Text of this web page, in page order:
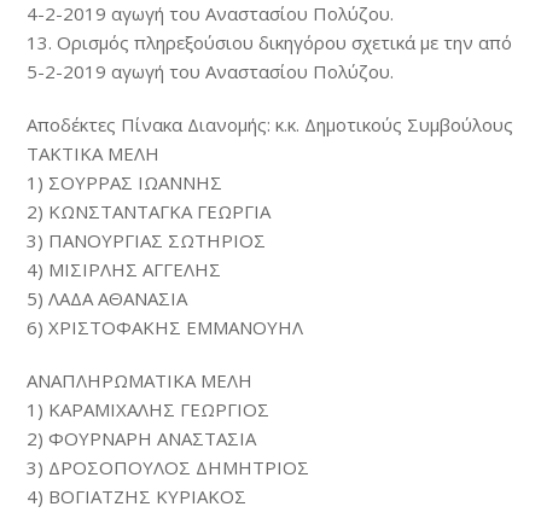
4-2-2019 αγωγή του Αναστασίου Πολύζου.
13. Ορισμός πληρεξούσιου δικηγόρου σχετικά με την από
5-2-2019 αγωγή του Αναστασίου Πολύζου.
Αποδέκτες Πίνακα Διανομής: κ.κ. Δημοτικούς Συμβούλους
ΤΑΚΤΙΚΑ ΜΕΛΗ
1) ΣΟΥΡΡΑΣ ΙΩΑΝΝΗΣ
2) ΚΩΝΣΤΑΝΤΑΓΚΑ ΓΕΩΡΓΙΑ
3) ΠΑΝΟΥΡΓΙΑΣ ΣΩΤΗΡΙΟΣ
4) ΜΙΣΙΡΛΗΣ ΑΓΓΕΛΗΣ
5) ΛΑΔΑ ΑΘΑΝΑΣΙΑ
6) ΧΡΙΣΤΟΦΑΚΗΣ ΕΜΜΑΝΟΥΗΛ
ΑΝΑΠΛΗΡΩΜΑΤΙΚΑ ΜΕΛΗ
1) ΚΑΡΑΜΙΧΑΛΗΣ ΓΕΩΡΓΙΟΣ
2) ΦΟΥΡΝΑΡΗ ΑΝΑΣΤΑΣΙΑ
3) ΔΡΟΣΟΠΟΥΛΟΣ ΔΗΜΗΤΡΙΟΣ
4) ΒΟΓΙΑΤΖΗΣ ΚΥΡΙΑΚΟΣ